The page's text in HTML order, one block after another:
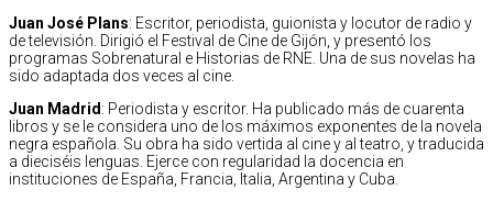
Juan José Plans: Escritor, periodista, guionista y locutor de radio y
de televisión. Dirigió el Festival de Cine de Gijón, y presentó los
programas Sobrenatural e Historias de RNE. Una de sus novelas ha
sido adaptada dos veces al cine.
Juan Madrid : Periodista y escritor. Ha publicado más de cuarenta
libros y se le considera uno de los máximos exponentes de la novela
negra española. Su obra ha sido vertida al cine y al teatro, y traducida
a dieciséis lenguas. Ejerce con regularidad la docencia en
instituciones de España, Francia, Italia, Argentina y Cuba.